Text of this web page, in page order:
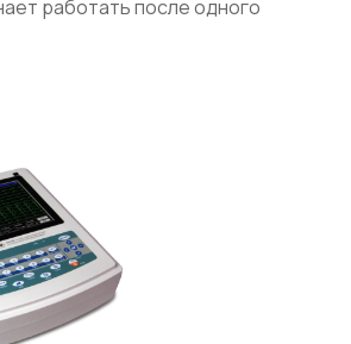
работать после одного